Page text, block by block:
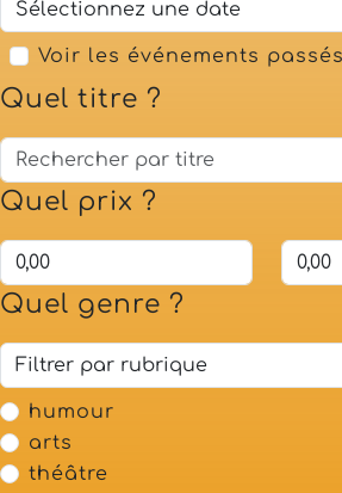
Voir les événements passés
Quel titre ?
Quel prix ?
Quel genre ?
humour
arts
théâtre